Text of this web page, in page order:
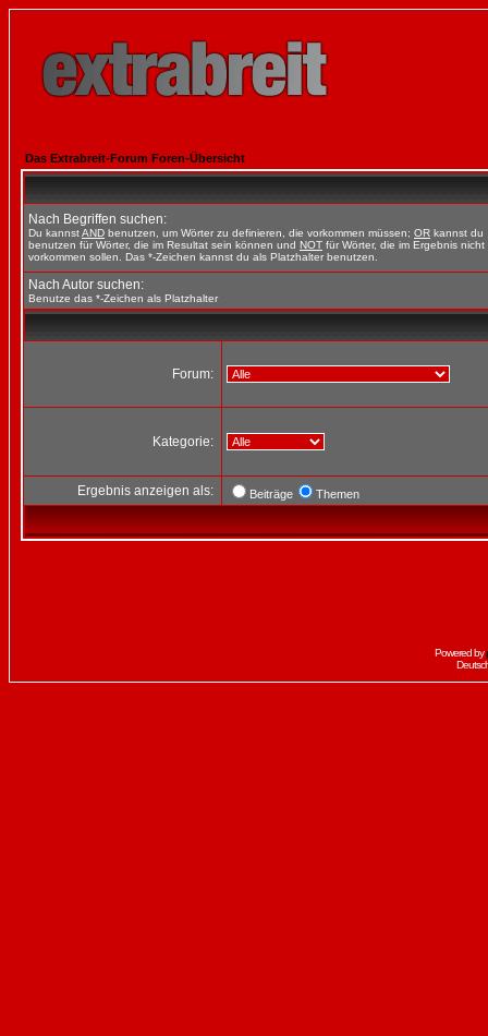
Das Extrabreit-Forum Foren-Übersicht
Nach Begriffen suchen:
Du kannstAND benutzen, um Wörter zu definieren, die vorkommen müssen; OR kannst du
benutzen für Wörter, die im Resultat sein können und NOT für Wörter, die im Ergebnis nicht
vorkommen sollen. Das *-Zeichen kannst du als Platzhalter benutzen.
Nach Autor suchen:
Benutze das *-Zeichen als Platzhalter
Forum:
Kategorie:
Ergebnis anzeigen als: Beiträge Themen
Powered by